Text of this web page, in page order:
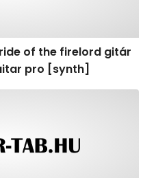
of the firelord gitár
pro [synth]